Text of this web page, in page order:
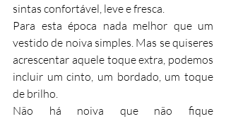
sintas confortável, leve e fresca.
Para esta época nada melhor que um
vestido de noiva simples. Mas se quiseres
acrescentar aquele toque extra, podemos
incluir um cinto, um bordado, um toque
de brilho.
Não há noiva que não fique